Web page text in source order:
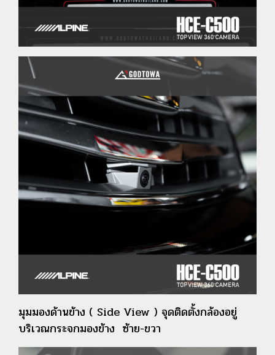
มุมมองด้านข้าง ( Side View ) จุดติดตั้งกล้องอยู่
บริเวณกระจกมองข้าง ซ้าย-ขวา